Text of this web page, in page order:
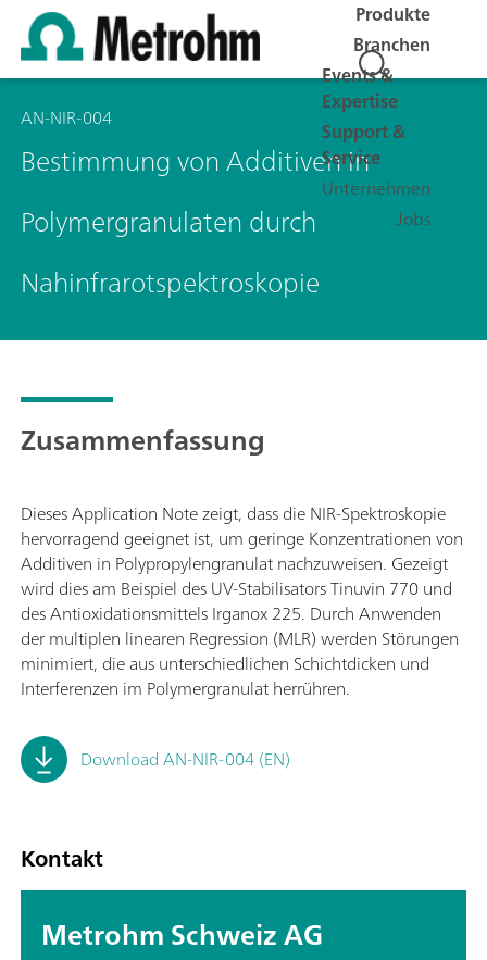
Produkte
Branchen
Events &
Expertise
Support &
Service
Unternehmen
Jobs
AN-NIR-004
Bestimmung von Additiven in
Polymergranulaten durch
Nahinfrarotspektroskopie
Zusammenfassung
Dieses Application Note zeigt, dass die NIR-Spektroskopie
hervorragend geeignet ist, um geringe Konzentrationen von
Additiven in Polypropylengranulat nachzuweisen. Gezeigt
wird dies am Beispiel des UV-Stabilisators Tinuvin 770 und
des Antioxidationsmittels Irganox 225. Durch Anwenden
der multiplen linearen Regression (MLR) werden Störungen
minimiert, die aus unterschiedlichen Schichtdicken und
Interferenzen im Polymergranulat herrühren.
Download AN-NIR-004 (EN)
Kontakt
Metrohm Schweiz AG